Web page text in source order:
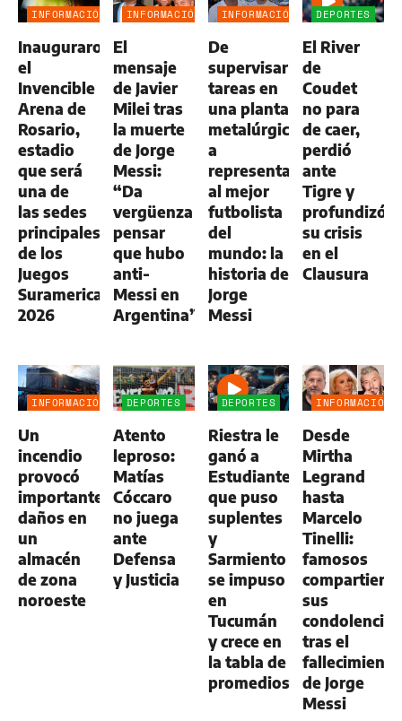
INFORMACIÓN
Inauguraron
el
Invencible
Arena de
Rosario,
estadio
que será
una de
las sedes
principales
de los
Juegos
Suramericanos
2026
INFORMACIÓN
El
mensaje
de Javier
Milei tras
la muerte
de Jorge
Messi:
“Da
vergüenza
pensar
que hubo
anti-
Messi en
Argentina”
INFORMACIÓN
De
supervisar
tareas en
una planta
metalúrgica
a
representar
al mejor
futbolista
del
mundo: la
historia de
Jorge
Messi
DEPORTES
El River
de
Coudet
no para
de caer,
perdió
ante
Tigre y
profundizó
su crisis
en el
Clausura
INFORMACIÓN
Un
incendio
provocó
importantes
daños en
un
almacén
de zona
noroeste
DEPORTES
Atento
leproso:
Matías
Cóccaro
no juega
ante
Defensa
y Justicia
DEPORTES
Riestra le
ganó a
Estudiantes,
que puso
suplentes
y
Sarmiento
se impuso
en
Tucumán
y crece en
la tabla de
promedios
INFORMACIÓN
Desde
Mirtha
Legrand
hasta
Marcelo
Tinelli:
famosos
sus
condolencias
tras el
fallecimiento
de Jorge
Messi